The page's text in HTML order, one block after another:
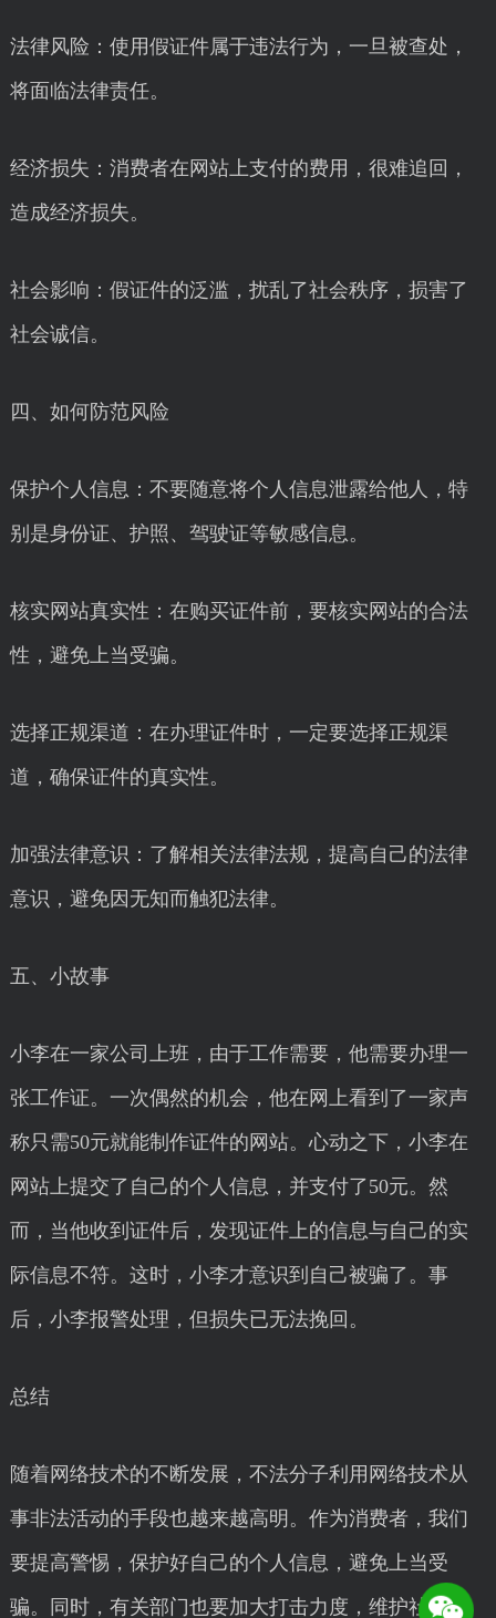
法律风险：使用假证件属于违法行为，一旦被查处，
将面临法律责任。
经济损失：消费者在网站上支付的费用，很难追回，
造成经济损失。
社会影响：假证件的泛滥，扰乱了社会秩序，损害了
社会诚信。
四、如何防范风险
保护个人信息：不要随意将个人信息泄露给他人，特
别是身份证、护照、驾驶证等敏感信息。
核实网站真实性：在购买证件前，要核实网站的合法
性，避免上当受骗。
选择正规渠道：在办理证件时，一定要选择正规渠
道，确保证件的真实性。
加强法律意识：了解相关法律法规，提高自己的法律
意识，避免因无知而触犯法律。
五、小故事
小李在一家公司上班，由于工作需要，他需要办理一
张工作证。一次偶然的机会，他在网上看到了一家声
称只需50元就能制作证件的网站。心动之下，小李在
网站上提交了自己的个人信息，并支付了50元。然
而，当他收到证件后，发现证件上的信息与自己的实
际信息不符。这时，小李才意识到自己被骗了。事
后，小李报警处理，但损失已无法挽回。
总结
随着网络技术的不断发展，不法分子利用网络技术从
事非法活动的手段也越来越高明。作为消费者，我们
要提高警惕，保护好自己的个人信息，避免上当受
骗。同时，有关部门也要加大打击力度，维护社会秩